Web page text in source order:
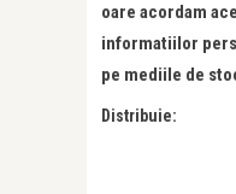
oare acordam
informatiilor
pe mediile de
Distribuie: